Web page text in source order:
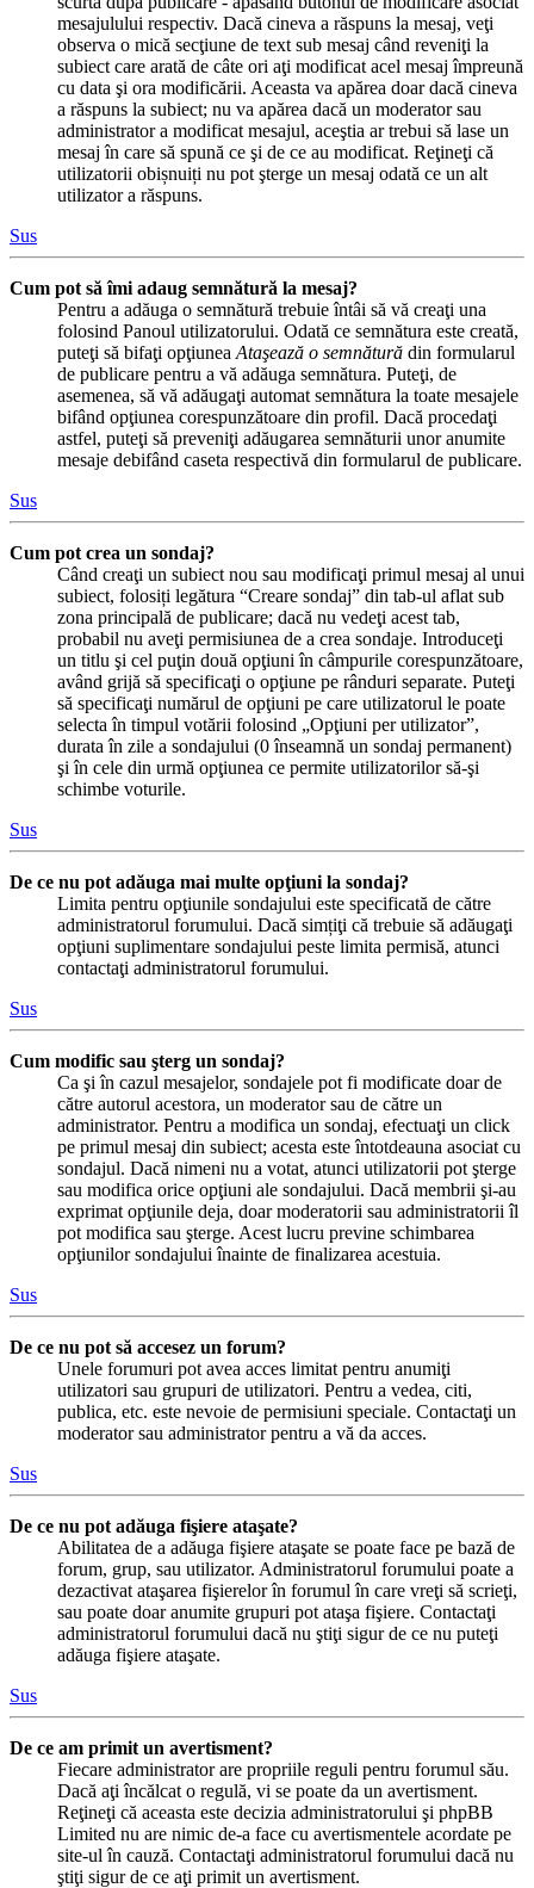
mesajulului respectiv. Dacă cineva a răspuns la mesaj, veţi
observa o mică secţiune de text sub mesaj când reveniţi la
subiect care arată de câte ori aţi modificat acel mesaj împreună
cu data şi ora modificării. Aceasta va apărea doar dacă cineva
a răspuns la subiect; nu va apărea dacă un moderator sau
administrator a modificat mesajul, aceştia ar trebui să lase un
mesaj în care să spună ce şi de ce au modificat. Reţineţi că
utilizatorii obișnuiți nu pot şterge un mesaj odată ce un alt
utilizator a răspuns.
Sus
Cum pot să îmi adaug semnătură la mesaj?
Pentru a adăuga o semnătură trebuie întâi să vă creaţi una
folosind Panoul utilizatorului. Odată ce semnătura este creată,
puteţi să bifaţi opţiunea Ataşează o semnătură din formularul
de publicare pentru a vă adăuga semnătura. Puteţi, de
asemenea, să vă adăugaţi automat semnătura la toate mesajele
bifând opţiunea corespunzătoare din profil. Dacă procedaţi
astfel, puteţi să preveniţi adăugarea semnăturii unor anumite
mesaje debifând caseta respectivă din formularul de publicare.
Sus
Cum pot crea un sondaj?
Când creaţi un subiect nou sau modificaţi primul mesaj al unui
subiect, folosiți legătura “Creare sondaj” din tab-ul aflat sub
zona principală de publicare; dacă nu vedeţi acest tab,
probabil nu aveţi permisiunea de a crea sondaje. Introduceţi
un titlu şi cel puţin două opţiuni în câmpurile corespunzătoare,
având grijă să specificaţi o opţiune pe rânduri separate. Puteţi
să specificaţi numărul de opţiuni pe care utilizatorul le poate
selecta în timpul votării folosind „Opţiuni per utilizator”,
durata în zile a sondajului (0 înseamnă un sondaj permanent)
şi în cele din urmă opţiunea ce permite utilizatorilor să-şi
schimbe voturile.
Sus
De ce nu pot adăuga mai multe opţiuni la sondaj?
Limita pentru opţiunile sondajului este specificată de către
administratorul forumului. Dacă simțiţi că trebuie să adăugaţi
opţiuni suplimentare sondajului peste limita permisă, atunci
contactaţi administratorul forumului.
Sus
Cum modific sau şterg un sondaj?
Ca şi în cazul mesajelor, sondajele pot fi modificate doar de
către autorul acestora, un moderator sau de către un
administrator. Pentru a modifica un sondaj, efectuaţi un click
pe primul mesaj din subiect; acesta este întotdeauna asociat cu
sondajul. Dacă nimeni nu a votat, atunci utilizatorii pot şterge
sau modifica orice opţiuni ale sondajului. Dacă membrii şi-au
exprimat opţiunile deja, doar moderatorii sau administratorii îl
pot modifica sau şterge. Acest lucru previne schimbarea
opţiunilor sondajului înainte de finalizarea acestuia.
Sus
De ce nu pot să accesez un forum?
Unele forumuri pot avea acces limitat pentru anumiţi
utilizatori sau grupuri de utilizatori. Pentru a vedea, citi,
publica, etc. este nevoie de permisiuni speciale. Contactaţi un
moderator sau administrator pentru a vă da acces.
Sus
De ce nu pot adăuga fişiere ataşate?
Abilitatea de a adăuga fişiere ataşate se poate face pe bază de
forum, grup, sau utilizator. Administratorul forumului poate a
dezactivat ataşarea fişierelor în forumul în care vreţi să scrieţi,
sau poate doar anumite grupuri pot ataşa fişiere. Contactaţi
administratorul forumului dacă nu ştiţi sigur de ce nu puteţi
adăuga fişiere ataşate.
Sus
De ce am primit un avertisment?
Fiecare administrator are propriile reguli pentru forumul său.
Dacă aţi încălcat o regulă, vi se poate da un avertisment.
Reţineţi că aceasta este decizia administratorului şi phpBB
Limited nu are nimic de-a face cu avertismentele acordate pe
site-ul în cauză. Contactaţi administratorul forumului dacă nu
ştiţi sigur de ce aţi primit un avertisment.